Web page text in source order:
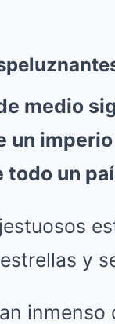
medio
un
todo un
y